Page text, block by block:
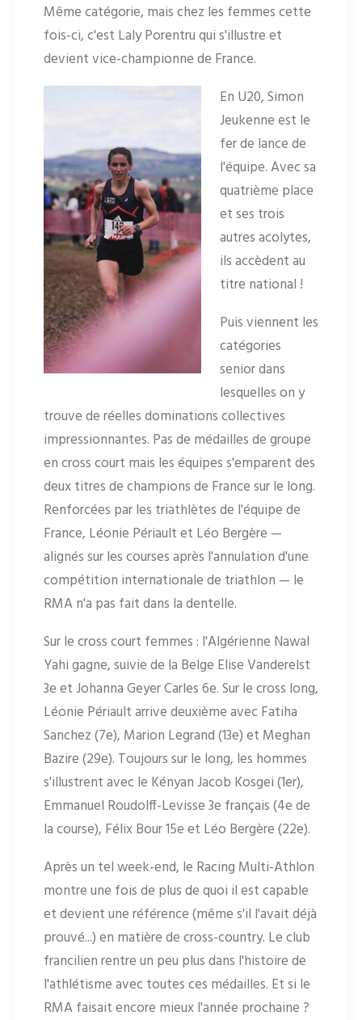
Même catégorie, mais chez les femmes cette
fois-ci, c'est Laly Porentru qui s'illustre et
devient vice-championne de France.
En U20, Simon
Jeukenne est le
fer de lance de
l'équipe. Avec sa
quatrième place
et ses trois
autres acolytes,
ils accèdent au
titre national !
Puis viennent les
catégories
senior dans
lesquelles on y
trouve de réelles dominations collectives
impressionnantes. Pas de médailles de groupe
en cross court mais les équipes s'emparent des
deux titres de champions de France sur le long.
Renforcées par les triathlètes de l'équipe de
France, Léonie Périault et Léo Bergère —
alignés sur les courses après l'annulation d'une
compétition internationale de triathlon — le
RMA n'a pas fait dans la dentelle.
Sur le cross court femmes : l'Algérienne Nawal
Yahi gagne, suivie de la Belge Elise Vanderelst
3e et Johanna Geyer Carles 6e. Sur le cross long,
Léonie Périault arrive deuxième avec Fatiha
Sanchez (7e), Marion Legrand (13e) et Meghan
Bazire (29e). Toujours sur le long, les hommes
s'illustrent avec le Kényan Jacob Kosgei (1er),
Emmanuel Roudolff-Levisse 3e français (4e de
la course), Félix Bour 15e et Léo Bergère (22e).
Après un tel week-end, le Racing Multi-Athlon
montre une fois de plus de quoi il est capable
et devient une référence (même s'il l'avait déjà
prouvé...) en matière de cross-country. Le club
francilien rentre un peu plus dans l'histoire de
l'athlétisme avec toutes ces médailles. Et si le
RMA faisait encore mieux l'année prochaine ?